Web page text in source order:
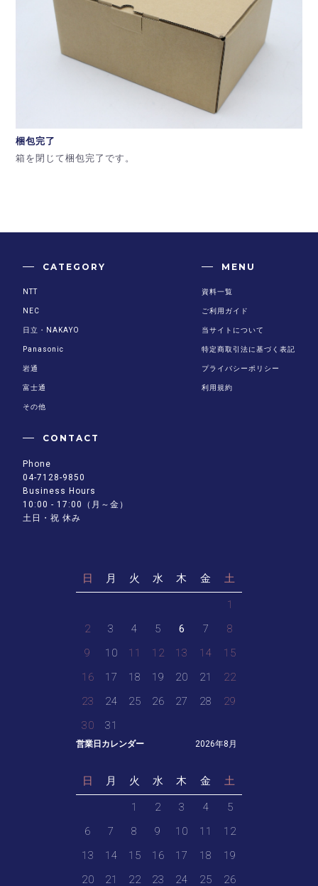
梱包完了
箱を閉じて梱包完了です。
営業日カレンダー 2026年8月
日 月 火 水 木 金 土
1
2
3 4 5 6 7
8
9
10 11 12 13 14
15
16
17 18 19 20 21
22
23
24 25 26 27 28
29
30
31
日 月 火 水 木 金 土
1 2 3 4
5
6
7 8 9 10 11
12
13
14 15 16 17 18
19
20
21 22 23 24 25 26
CATEGORY
NTT
NEC
日立・NAKAYO
Panasonic
岩通
富士通
その他
MENU
資料一覧
ご利用ガイド
当サイトについて
特定商取引法に基づく表記
プライバシーポリシー
利用規約
CONTACT
Phone
04-7128-9850
Business Hours
10:00 - 17:00（月～金）
土日・祝 休み